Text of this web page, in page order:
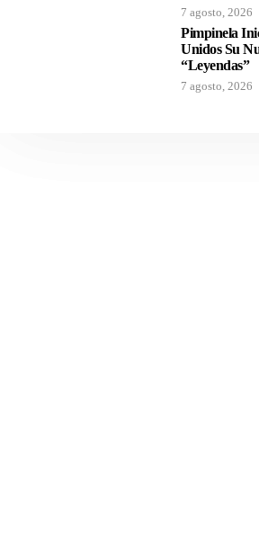
7 agosto, 2026
Pimpinela
Unidos Su
“Leyendas”
7 agosto, 2026